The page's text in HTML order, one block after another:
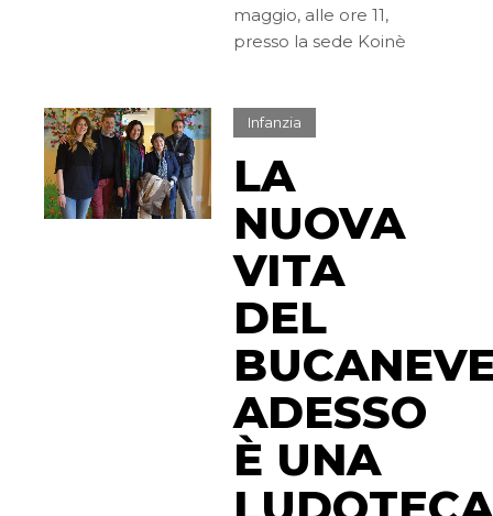
maggio, alle ore 11,
presso la sede Koinè
Infanzia
LA
NUOVA
VITA
DEL
ADESSO
È UNA